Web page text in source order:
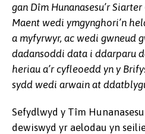
gan Dîm Hunanasesu’r
Maent wedi ymgynghori’n
a myfyrwyr, ac wedi gwneud
dadansoddi data i ddarparu
heriau a’r cyfleoedd yn y
sydd wedi arwain at
Sefydlwyd y Tîm
dewiswyd yr aelodau yn